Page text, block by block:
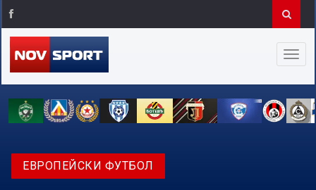
ЕВРОПЕЙСКИ ФУТБОЛ